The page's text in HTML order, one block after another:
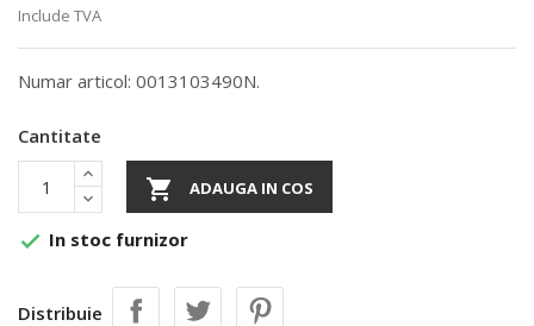
Include TVA
Numar articol: 0013103490N.
Cantitate
 ADAUGA IN COS
 In stoc furnizor
Distribuie